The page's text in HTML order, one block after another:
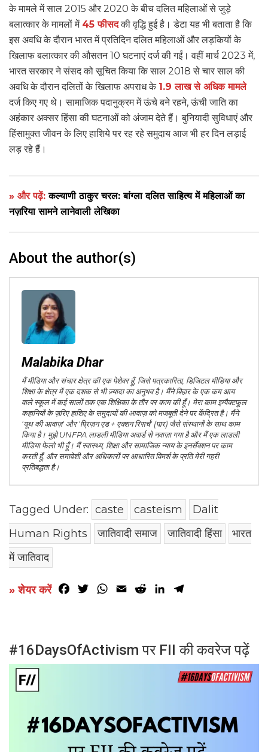
के मामले में साल 2015 और 2020 के बीच दलित महिलाओं से जुड़े
बलात्कार के मामलों में 45 फीसदकी वृद्धि हुई है। डेटा यह भी बताता है कि
इस अवधि के दौरान भारत में प्रतिदिन दलित महिलाओं और लड़कियों के
खिलाफ बलात्कार की औसतन 10 घटनाएं दर्ज की गईं। वहीं मार्च 2023 में,
भारत सरकार ने संसद को सूचित किया कि साल 2018 से चार साल की
अवधि के दौरान दलितों के खिलाफ अपराध के 1.9 लाख से अधिक मामले
दर्ज किए गए थे। सामाजिक पदानुक्रम में ऊंचे बने रहने, ऊंची जाति का
अहंकार अक्सर हिंसा की घटनाओं को अंजाम देते हैं। बुनियादी सुविधाएं और
हिंसामुक्त जीवन के लिए हाशिये पर रह रहे समुदाय आज भी हर दिन लड़ाई
लड़ रहे हैं।
» और पढ़ें:कल्याणी ठाकुर चरल: बांग्ला दलित साहित्य में महिलाओं का
नज़रिया सामने लानेवाली लेखिका
About the author(s)
Malabika Dhar
मैं मीडिया और संचार क्षेत्र की एक पेशेवर हूँ, जिसे पत्रकारिता, डिजिटल मीडिया और
शिक्षा के क्षेत्र में एक दशक से भी ज़्यादा का अनुभव है। मैंने बिहार के एक कम आय
वाले स्कूल में कई सालों तक एक शिक्षिका के तौर पर काम की हूँ। मेरा काम इम्पैक्टफूल
कहानियों के ज़रिए हाशिए के समुदायों की आवाज़ को मजबूती देने पर केंद्रित है। मैंने
'यूथ की आवाज़' और 'प्रिज़न एड + एक्शन रिसर्च' (पार) जैसे संस्थानों के साथ काम
किया है। मुझे UNFPA लाडली मीडिया अवार्ड से नवाज़ा गया है और मैं एक लाडली
मीडिया फेलो भी हूँ। मैं स्वास्थ्य, शिक्षा और सामाजिक न्याय के इनर्सेक्शन पर काम
करती हूँ, और समावेशी और अधिकारों पर आधारित विमर्श के प्रति मेरी गहरी
प्रतिबद्धता है।
Tagged Under: caste casteism
Dalit
Human Rights
जातिवादी समाज जातिवादी हिंसा
भारत
में जातिवाद
» शेयर करें Facebook
TwitterWhatsApp
Email RedditLinkedIn
#16DaysOfActivism पर FII की कवरेज पढ़ें